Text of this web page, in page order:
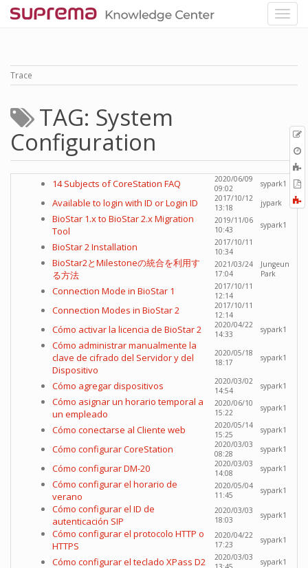
Trace
TAG: System
Configuration
14 Subjects of CoreStation FAQ
2020/06/09
09:02
sypark1
Available to login with ID or Login ID
2017/10/12
13:18
jypark
BioStar 1.x to BioStar 2.x Migration
Tool
2019/11/06
10:43
sypark1
BioStar 2 Installation
2017/10/11
10:34
BioStar2とMilestoneの統合を利用す
る方法
2021/03/24
17:04
Jungeun
Park
Connection Mode in BioStar 1
2017/10/11
12:14
Connection Modes in BioStar 2
2017/10/11
12:14
Cómo activar la licencia de BioStar 2
2020/04/22
14:33
sypark1
Cómo administrar manualmente la
clave de cifrado del Servidor y del
Dispositivo
2020/05/18
18:17
sypark1
Cómo agregar dispositivos
2020/03/02
14:54
sypark1
Cómo asignar un horario temporal a
un empleado
2020/06/10
15:22
sypark1
Cómo conectarse al Cliente web
2020/05/14
15:25
sypark1
Cómo configurar CoreStation
2020/03/03
08:28
sypark1
Cómo configurar DM-20
2020/03/03
14:08
sypark1
Cómo configurar el horario de
verano
2020/05/04
11:45
sypark1
Cómo configurar el ID de
autenticación SIP
2020/03/03
18:03
sypark1
Cómo configurar el protocolo HTTP o
HTTPS
2020/04/22
17:23
sypark1
Cómo configurar el teclado XPass D2
2020/03/03
sypark1